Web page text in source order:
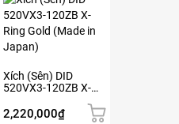
Xích (Sên) DID
520VX3-120ZB X-
Japan)
2,220,000₫